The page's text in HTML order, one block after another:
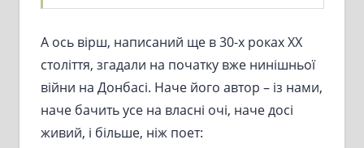
А ось вірш, написаний ще в 30-х роках ХХ
століття, згадали на початку вже нинішньої
війни на Донбасі. Наче його автор – із нами,
наче бачить усе на власні очі, наче досі
живий, і більше, ніж поет: